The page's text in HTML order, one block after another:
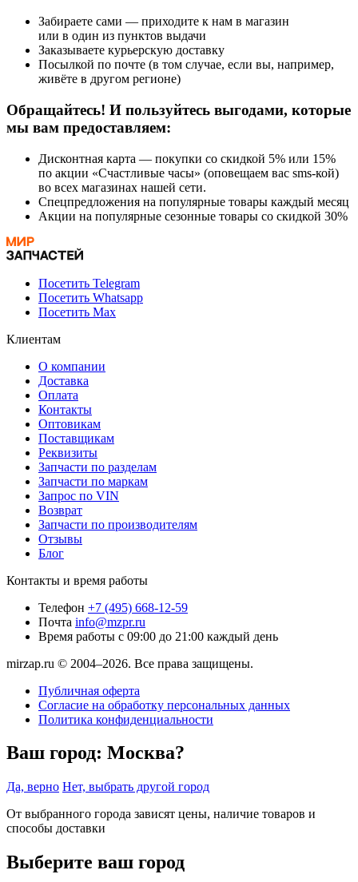
Забираете сами — приходите к нам в магазин
или в один из пунктов выдачи
Заказываете курьерскую доставку
Посылкой по почте (в том случае, если вы, например,
живёте в другом регионе)
Обращайтесь! И пользуйтесь выгодами, которые
мы вам предоставляем:
Дисконтная карта — покупки со скидкой 5% или 15%
по акции «Счастливые часы» (оповещаем вас sms-кой)
во всех магазинах нашей сети.
Спецпредложения на популярные товары каждый месяц
Акции на популярные сезонные товары со скидкой 30%
Посетить Telegram
Посетить Whatsapp
Посетить Max
Клиентам
О компании
Доставка
Оплата
Контакты
Оптовикам
Поставщикам
Реквизиты
Запчасти по разделам
Запчасти по маркам
Запрос по VIN
Возврат
Запчасти по производителям
Отзывы
Блог
Контакты и время работы
Телефон +7 (495) 668-12-59
Почта info@mzpr.ru
Время работы с 09:00 до 21:00 каждый день
mirzap.ru © 2004–2026. Все права защищены.
Публичная оферта
Согласие на обработку персональных данных
Политика конфиденциальности
Ваш город: Москва?
Да, верно Нет, выбрать другой город
От выбранного города зависят цены, наличие товаров и
способы доставки
Выберите ваш город